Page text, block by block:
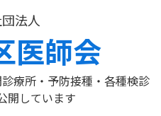
法人
医師会
療所・予防接種・各種検診
開しています